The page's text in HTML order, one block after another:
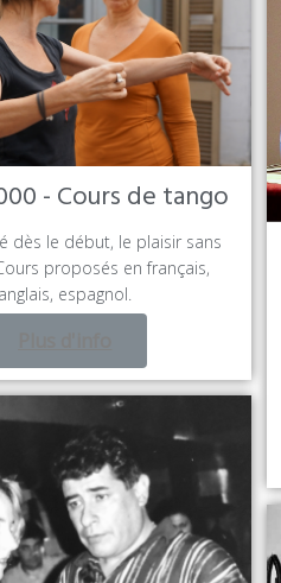
- Cours de tango
dès le début, le plaisir sans
proposés en français,
anglais, espagnol.